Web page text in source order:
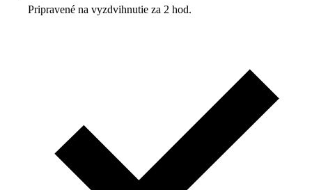
Pripravené na vyzdvihnutie za 2 hod.